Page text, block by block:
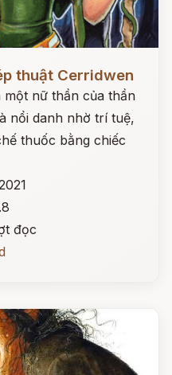
thuật Cerridwen
một nữ thần của thần
nổi danh nhờ trí tuệ,
thuốc bằng chiếc
đọc